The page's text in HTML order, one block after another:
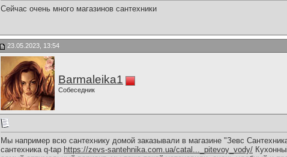
Сейчас очень много магазинов сантехники
23.05.2023, 13:54
Barmaleika1
Собеседник
Мы например всю сантехнику домой заказывали в магазине "Зевс
сантехника q-tap https://zevs-santehnika.com.ua/catal..._pitevoy_vody/